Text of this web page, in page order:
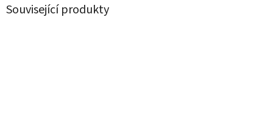
Související produkty